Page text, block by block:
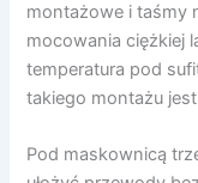
montażowe i taśmy
mocowania ciężkiej
temperatura pod
takiego montażu
Pod maskownicą